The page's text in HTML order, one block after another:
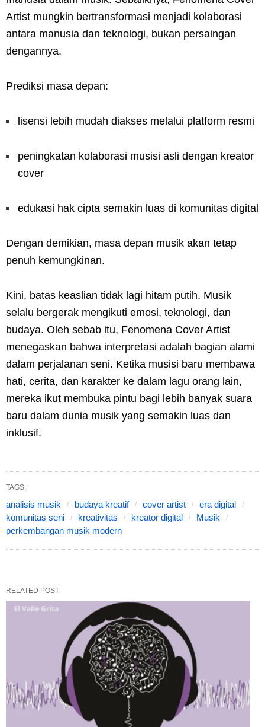
Artist mungkin bertransformasi menjadi kolaborasi
antara manusia dan teknologi, bukan persaingan
dengannya.
Prediksi masa depan:
lisensi lebih mudah diakses melalui platform resmi
peningkatan kolaborasi musisi asli dengan kreator
cover
edukasi hak cipta semakin luas di komunitas digital
Dengan demikian, masa depan musik akan tetap
penuh kemungkinan.
Kini, batas keaslian tidak lagi hitam putih. Musik
selalu bergerak mengikuti emosi, teknologi, dan
budaya. Oleh sebab itu, Fenomena Cover Artist
menegaskan bahwa interpretasi adalah bagian alami
dalam perjalanan seni. Ketika musisi baru membawa
hati, cerita, dan karakter ke dalam lagu orang lain,
mereka ikut membuka pintu bagi lebih banyak suara
baru dalam dunia musik yang semakin luas dan
inklusif.
TAGS:
analisis musik budaya kreatif cover artist
era digital
komunitas seni
kreativitas kreator digital
Musik
perkembangan musik modern
RELATED POST